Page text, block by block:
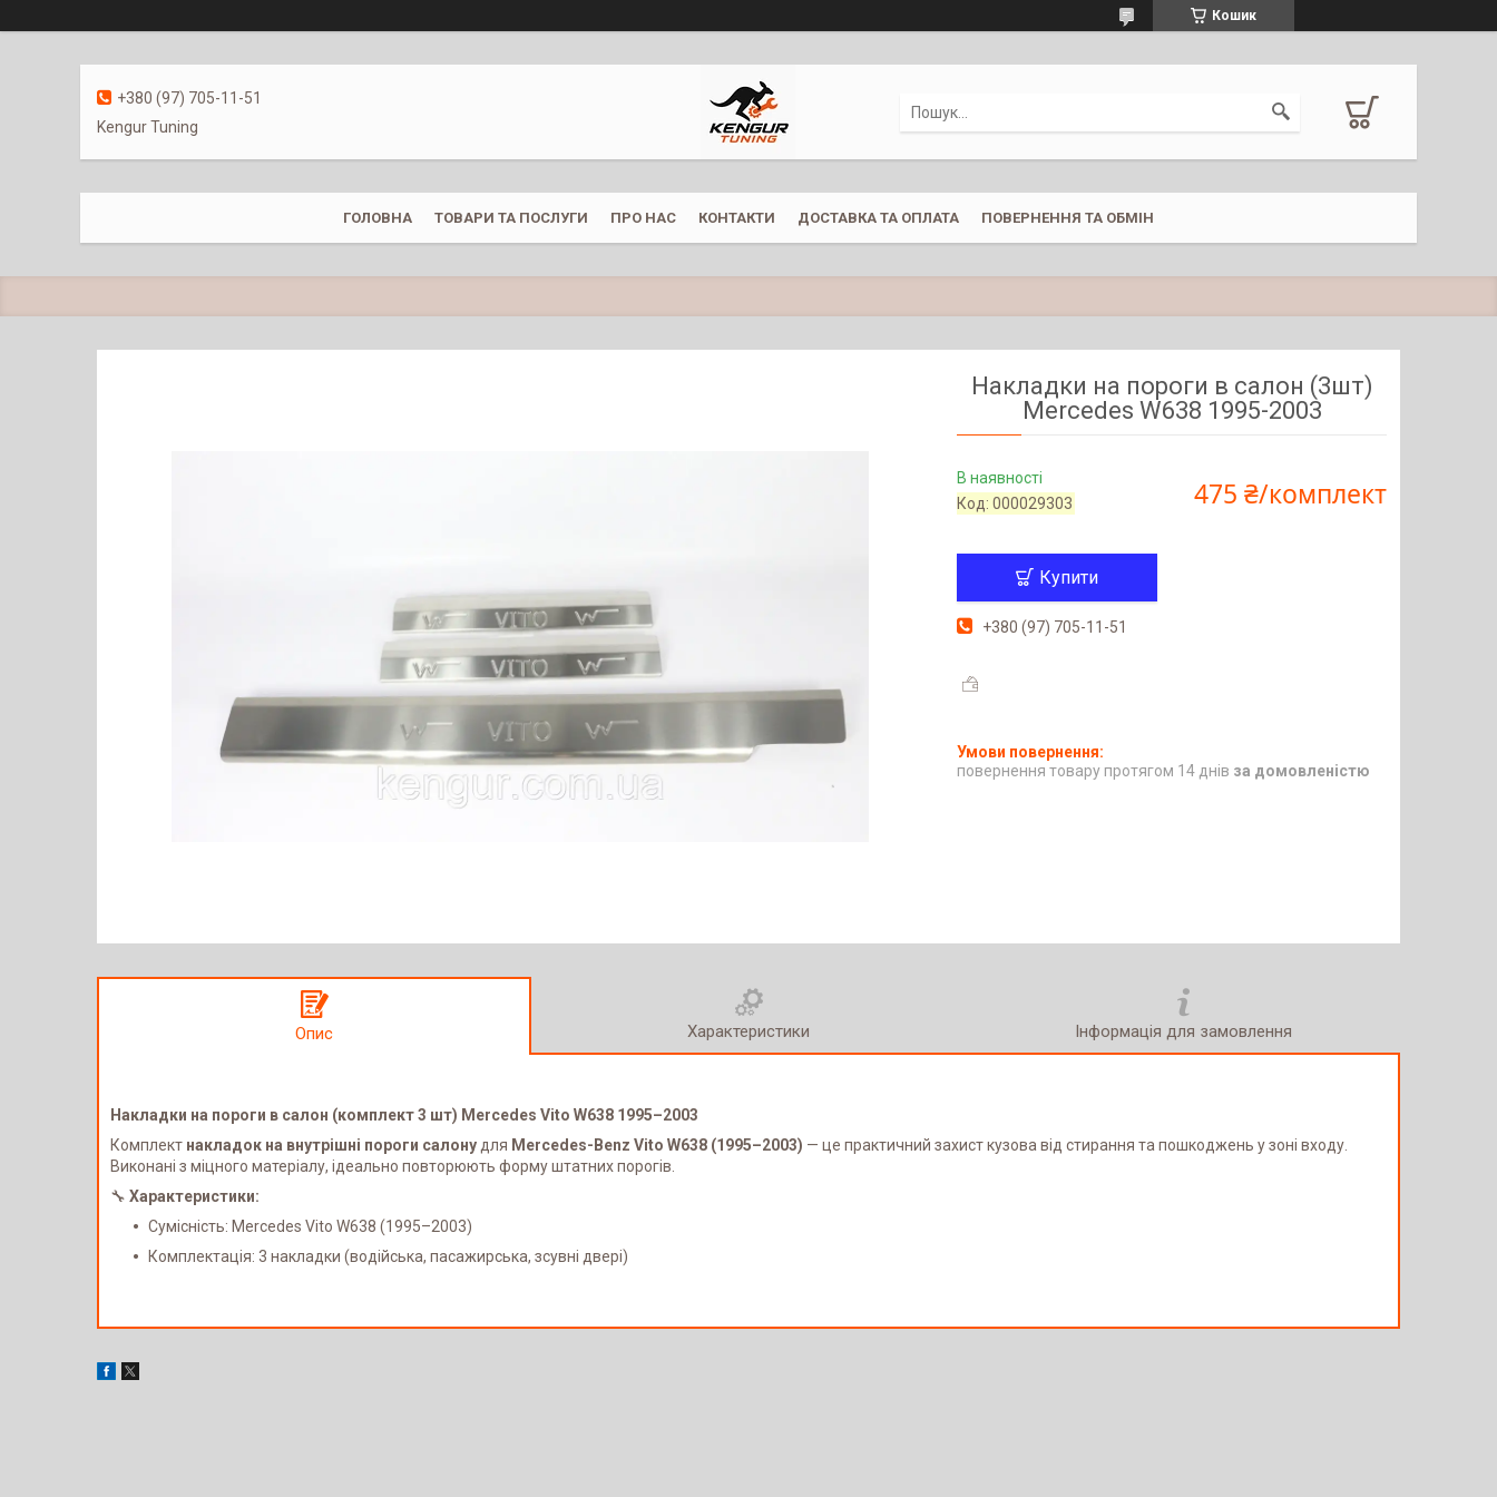
Кошик
+380 (97) 705-11-51
Kengur Tuning
ГОЛОВНА ТОВАРИ ТА ПОСЛУГИ ПРО НАС КОНТАКТИ ДОСТАВКА ТА ОПЛАТА ПОВЕРНЕННЯ ТА ОБМІН
Накладки на пороги в салон (3шт)
Mercedes W638 1995-2003
В наявності
Код:000029303 475 ₴/комплект
Купити
+380 (97) 705-11-51
повернення товару протягом 14 днів за домовленістю
Опис Характеристики Інформація для замовлення
Накладки на пороги в салон (комплект 3 шт) Mercedes Vito W638 1995–2003
Комплект накладок на внутрішні пороги салонудля Mercedes-Benz Vito W638 (1995–2003) — це практичний захист кузова від стирання та пошкоджень у зоні входу.
Виконані з міцного матеріалу, ідеально повторюють форму штатних порогів.
🔧 Характеристики:
Сумісність: Mercedes Vito W638 (1995–2003)
Комплектація: 3 накладки (водійська, пасажирська, зсувні двері)